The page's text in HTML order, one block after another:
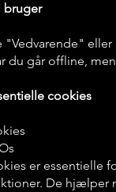
bruger
"Vedvarende"
du går offline,
cookies
er essentielle
De hjælper